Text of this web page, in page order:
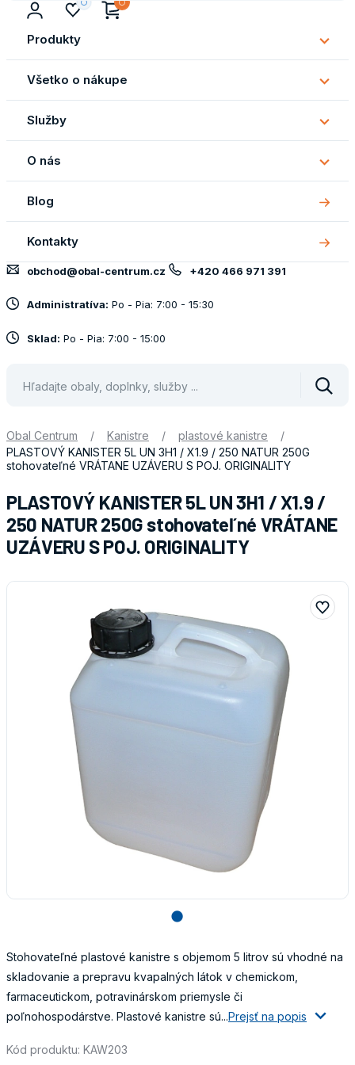
Produkty
Všetko o nákupe
o
Služby
O nás
O
nás
Blog
Kontakty
obchod@obal-centrum.cz +420 466 971 391
Administratíva: Po - Pia: 7:00 - 15:30
Sklad: Po - Pia: 7:00 - 15:00
Obal Centrum / Kanistre / plastové kanistre
/
PLASTOVÝ KANISTER 5L UN 3H1 / X1.9 / 250 NATUR 250G
stohovateľné VRÁTANE UZÁVERU S POJ. ORIGINALITY
PLASTOVÝ KANISTER 5L UN 3H1 / X1.9 /
250 NATUR 250G stohovateľné VRÁTANE
UZÁVERU S POJ. ORIGINALITY
lens
Stohovateľné plastové kanistre s objemom 5 litrov sú vhodné na
skladovanie a prepravu kvapalných látok v chemickom,
farmaceutickom, potravinárskom priemysle či
poľnohospodárstve. Plastové kanistre sú...Prejsť na popis
Kód produktu: KAW203